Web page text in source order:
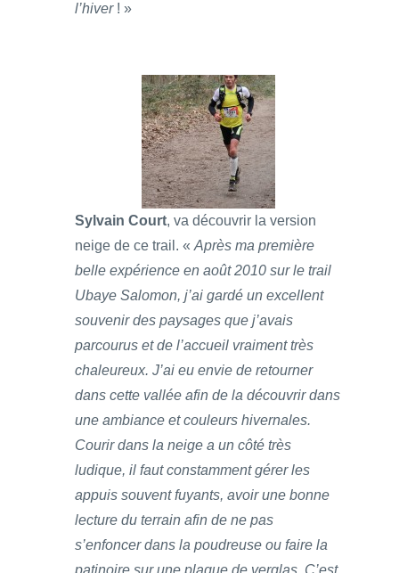
l’hiver! »
Sylvain Court, va découvrir la version
neige de ce trail. « Après ma première
belle expérience en août 2010 sur le trail
Ubaye Salomon, j’ai gardé un excellent
souvenir des paysages que j’avais
parcourus et de l’accueil vraiment très
chaleureux. J’ai eu envie de retourner
dans cette vallée afin de la découvrir dans
une ambiance et couleurs hivernales.
Courir dans la neige a un côté très
ludique, il faut constamment gérer les
appuis souvent fuyants, avoir une bonne
lecture du terrain afin de ne pas
s’enfoncer dans la poudreuse ou faire la